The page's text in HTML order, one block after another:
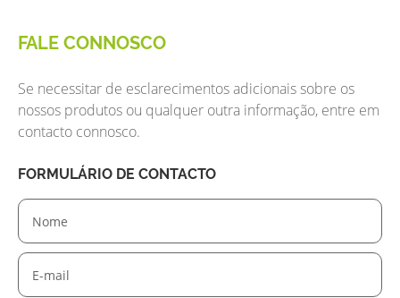
FALE CONNOSCO
Se necessitar de esclarecimentos adicionais sobre os
nossos produtos ou qualquer outra informação, entre em
contacto connosco.
FORMULÁRIO DE CONTACTO